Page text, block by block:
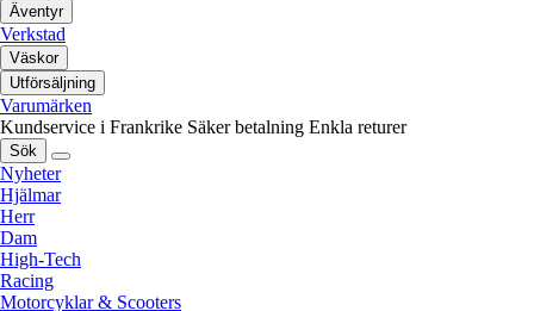
Äventyr
Verkstad
Väskor
Utförsäljning
Varumärken
Kundservice i Frankrike Säker betalning Enkla returer
Sök
Nyheter
Hjälmar
Herr
Dam
High-Tech
Racing
Motorcyklar & Scooters